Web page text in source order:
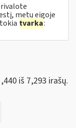
metų eigoje
tvarka:
iš 7,293 irašų.